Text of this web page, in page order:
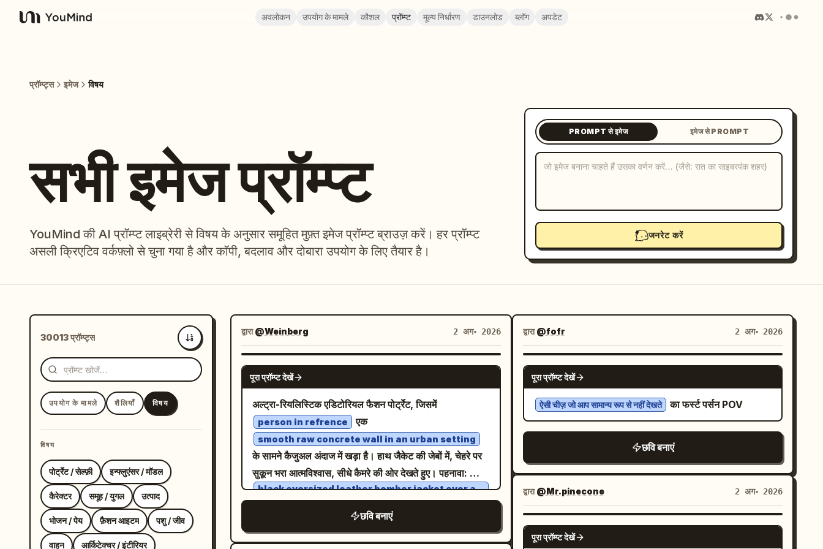
YouMind
अवलोकन उपयोग के मामले कौशल प्रॉम्प्ट मूल्य निर्धारण डाउनलोड ब्लॉग अपडेट
प्रॉम्प्ट्स इमेज विषय
सभी इमेज प्रॉम्प्ट
YouMind की AI प्रॉम्प्ट लाइब्रेरी से विषय के अनुसार समूहित मुफ़्त इमेज प्रॉम्प्ट ब्राउज़ करें। हर प्रॉम्प्ट
असली क्रिएटिव वर्कफ़्लो से चुना गया है और कॉपी, बदलाव और दोबारा उपयोग के लिए तैयार है।
PROMPT से इमेज इमेज से PROMPT
जनरेट करें
30013 प्रॉम्प्ट्स
सबसे नए
उपयोग के मामले शैलियाँ विषय
विषय
पोर्ट्रेट / सेल्फ़ी इन्फ्लुएंसर / मॉडल
कैरेक्टर समूह / युगल उत्पाद
भोजन / पेय फ़ैशन आइटम पशु / जीव
वाहन आर्किटेक्चर / इंटीरियर
द्वारा@Weinberg 2 अग॰ 2026
NANO BANANA PRO
पूरा प्रॉम्प्ट देखें
अल्ट्रा-रियलिस्टिक एडिटोरियल फैशन पोर्ट्रेट, जिसमें
person in refrence एक
smooth raw concrete wall in an urban setting
के सामने कैजुअल अंदाज में खड़ा है। हाथ जैकेट की जेबों में, चेहरे पर
सुकून भरा आत्मविश्वास, सीधे कैमरे की ओर देखते हुए। पहनावा:
black oversized leather bomber jacket over a
black hoodie and black t-shirt
, ढीली ब्लैक कार्गो पैंट, हल्की फेडेड टेक्सचर, सिल्वर चेन एक्सेसरी,
ब्लैक-एंड-व्हाइट लो-टॉप स्नीकर्स। सॉफ्ट ओवरकास्ट डेलाइट, म्यूटेड
छवि बनाएं
द्वारा@fofr 2 अग॰ 2026
NANO BANANA PRO
पूरा प्रॉम्प्ट देखें
ऐसी चीज़ जो आप सामान्य रूप से नहीं देखते का फर्स्ट पर्सन POV
छवि बनाएं
द्वारा@Mr.pinecone 2 अग॰ 2026
NANO BANANA PRO
पूरा प्रॉम्प्ट देखें